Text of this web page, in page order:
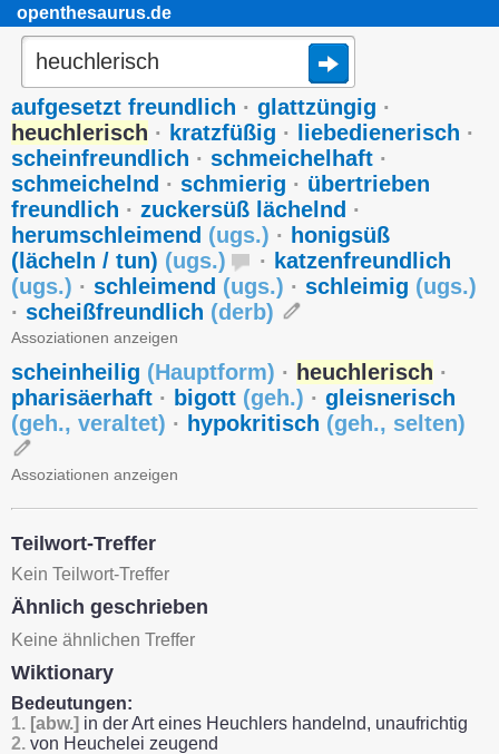
openthesaurus.de
aufgesetzt freundlich · glattzüngig ·
heuchlerisch · kratzfüßig · liebedienerisch ·
scheinfreundlich · schmeichelhaft ·
schmeichelnd · schmierig · übertrieben
freundlich · zuckersüß lächelnd ·
herumschleimend (ugs.) · honigsüß
(lächeln / tun) (ugs.) · katzenfreundlich
(ugs.) · schleimend (ugs.) · schleimig (ugs.)
· scheißfreundlich (derb)
Assoziationen anzeigen
scheinheilig (Hauptform) · heuchlerisch ·
pharisäerhaft · bigott (geh.) · gleisnerisch
(geh., veraltet) · hypokritisch (geh., selten)
Assoziationen anzeigen
Teilwort-Treffer
Kein Teilwort-Treffer
Ähnlich geschrieben
Keine ähnlichen Treffer
Wiktionary
Bedeutungen:
1. [abw.] in der Art eines Heuchlers handelnd, unaufrichtig
2. von Heuchelei zeugend